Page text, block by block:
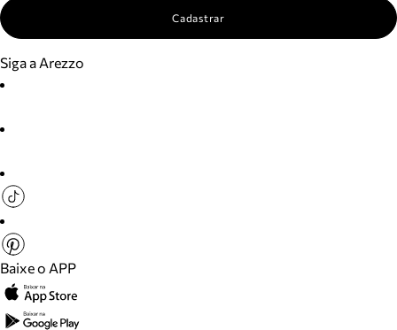
Cadastrar
Siga a Arezzo
Baixe o APP